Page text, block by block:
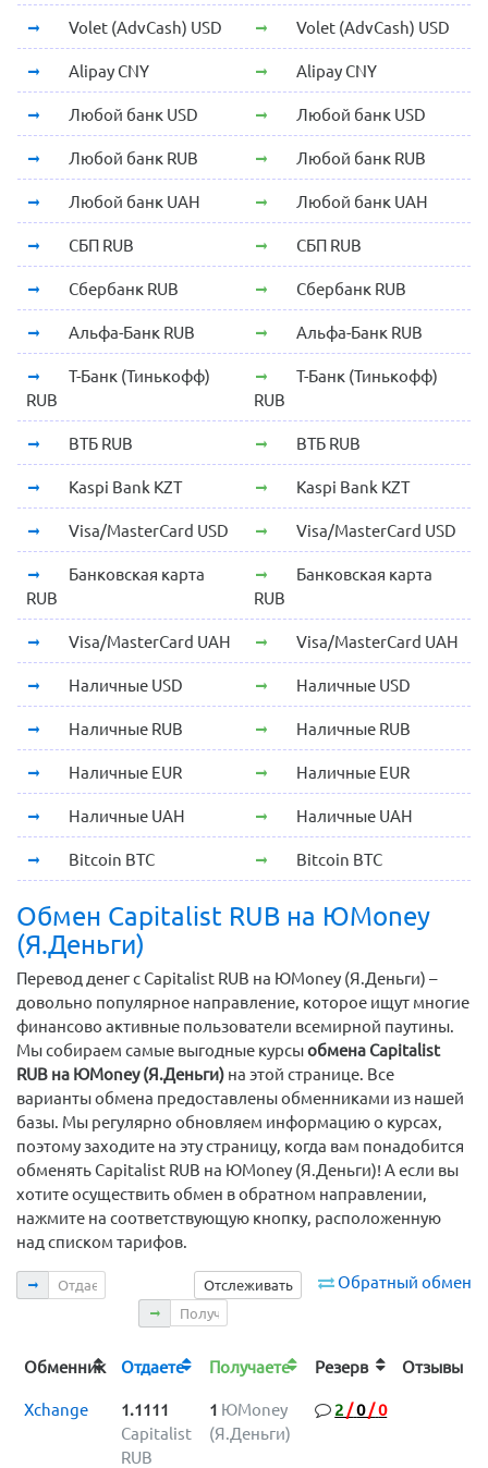
Volet (AdvCash) USD Volet (AdvCash) USD
Alipay CNY Alipay CNY
Любой банк USD Любой банк USD
Любой банк RUB Любой банк RUB
Любой банк UAH Любой банк UAH
СБП RUB СБП RUB
Сбербанк RUB Сбербанк RUB
Альфа-Банк RUB Альфа-Банк RUB
Т-Банк (Тинькофф)
RUB
Т-Банк (Тинькофф)
RUB
ВТБ RUB ВТБ RUB
Kaspi Bank KZT Kaspi Bank KZT
Visa/MasterCard USD Visa/MasterCard USD
Банковская карта
RUB
Банковская карта
RUB
Visa/MasterCard UAH Visa/MasterCard UAH
Наличные USD Наличные USD
Наличные RUB Наличные RUB
Наличные EUR Наличные EUR
Наличные UAH Наличные UAH
Bitcoin BTC Bitcoin BTC
Обмен Capitalist RUB на ЮMoney
(Я.Деньги)
Перевод денег с Capitalist RUB на ЮMoney (Я.Деньги) –
довольно популярное направление, которое ищут многие
финансово активные пользователи всемирной паутины.
Мы собираем самые выгодные курсыобмена Capitalist
RUB на ЮMoney (Я.Деньги) на этой странице. Все
варианты обмена предоставлены обменниками из нашей
базы. Мы регулярно обновляем информацию о курсах,
поэтому заходите на эту страницу, когда вам понадобится
обменять Capitalist RUB на ЮMoney (Я.Деньги)! А если вы
хотите осуществить обмен в обратном направлении,
нажмите на соответствующую кнопку, расположенную
над списком тарифов.
Обратный обмен
Отслеживать
Отдаете
Получаете
Обменник Отдаете Получаете Резерв Отзывы
Xchange
1.1111
Capitalist
RUB
1 ЮMoney
(Я.Деньги)
2 /0/0